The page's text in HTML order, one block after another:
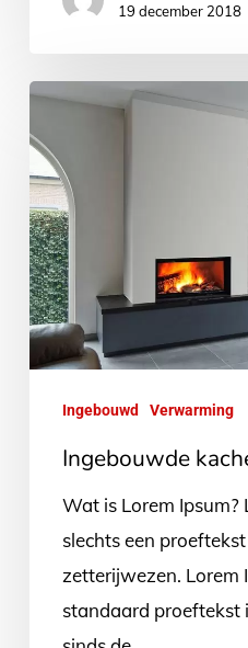
19 december 2018
Ingebouwde
kachel
Ingebouwd Verwarming
Ingebouwde
Wat is Lorem Ipsum?
slechts een
zetterijwezen. Lorem
standaard proeftekst